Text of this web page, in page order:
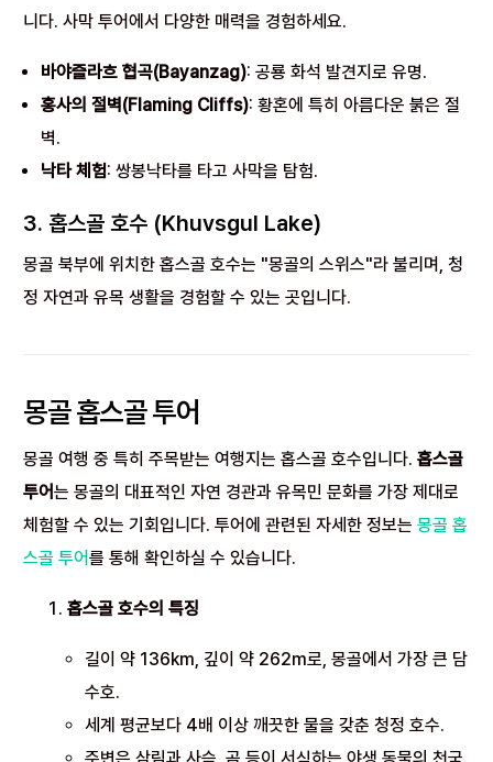
니다. 사막 투어에서 다양한 매력을 경험하세요.
바야즐라흐 협곡(Bayanzag): 공룡 화석 발견지로 유명.
홍사의 절벽(Flaming Cliffs): 황혼에 특히 아름다운 붉은 절
벽.
낙타 체험: 쌍봉낙타를 타고 사막을 탐험.
3. 홉스골 호수 (Khuvsgul Lake)
몽골 북부에 위치한 홉스골 호수는 "몽골의 스위스"라 불리며, 청
정 자연과 유목 생활을 경험할 수 있는 곳입니다.
몽골 홉스골 투어
몽골 여행 중 특히 주목받는 여행지는 홉스골 호수입니다.홉스골
투어는 몽골의 대표적인 자연 경관과 유목민 문화를 가장 제대로
체험할 수 있는 기회입니다. 투어에 관련된 자세한 정보는몽골 홉
스골 투어를 통해 확인하실 수 있습니다.
홉스골 호수의 특징
길이 약 136km, 깊이 약 262m로, 몽골에서 가장 큰 담
수호.
세계 평균보다 4배 이상 깨끗한 물을 갖춘 청정 호수.